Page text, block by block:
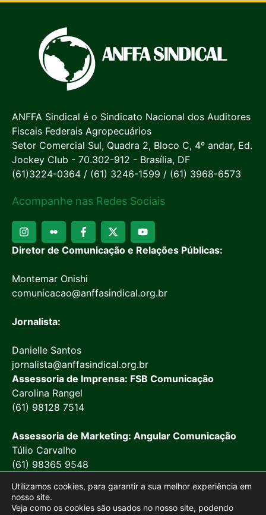
ANFFA Sindical é o Sindicato Nacional dos Auditores
Fiscais Federais Agropecuários
Setor Comercial Sul, Quadra 2, Bloco C, 4º andar, Ed.
Jockey Club - 70.302-912 - Brasília, DF
(61)3224-0364 / (61) 3246-1599 / (61) 3968-6573
Acompanhe nas Redes Sociais
Diretor de Comunicação e Relações Públicas:
Montemar Onishi
comunicacao@anffasindical.org.br
Jornalista:
Danielle Santos
jornalista@anffasindical.org.br
Assessoria de Imprensa: FSB Comunicação
Carolina Rangel
(61) 98128 7514
Assessoria de Marketing: Angular Comunicação
Túlio Carvalho
(61) 98365 9548
Utilizamos cookies, para garantir a sua melhor experiência em
nosso site.
Veja como os cookies são usados no nosso site, podendo